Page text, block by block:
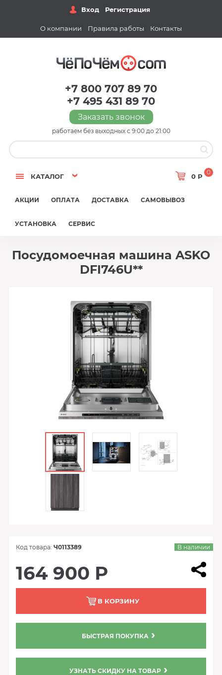
Вход Регистрация
О компании Правила работы Контакты
+7 800 707 89 70
+7 495 431 89 70
Заказать звонок
работаем без выходных с 9:00 до 21:00
КАТАЛОГ 0 Р
0
АКЦИИ ОПЛАТА ДОСТАВКА САМОВЫВОЗ
УСТАНОВКА СЕРВИС
Посудомоечная машина ASKO
DFI746U**
Код товара: Ч0113389 В наличии
164 900 Р
В КОРЗИНУ
БЫСТРАЯ ПОКУПКА
УЗНАТЬ СКИДКУ НА ТОВАР